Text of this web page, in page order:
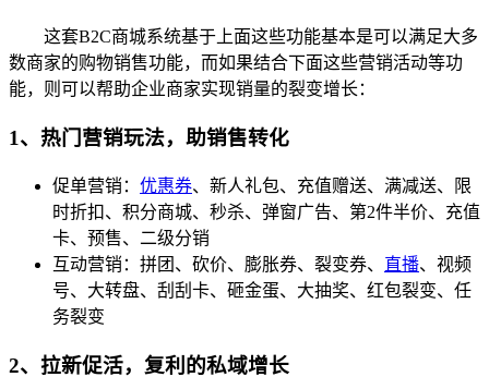
这套B2C商城系统基于上面这些功能基本是可以满足大多
数商家的购物销售功能，而如果结合下面这些营销活动等功
能，则可以帮助企业商家实现销量的裂变增长：
1、热门营销玩法，助销售转化
促单营销： 优惠券、新人礼包、充值赠送、满减送、限
时折扣、积分商城、秒杀、弹窗广告、第2件半价、充值
卡、预售、二级分销
互动营销：拼团、砍价、膨胀券、裂变券、 直播、视频
号、大转盘、刮刮卡、砸金蛋、大抽奖、红包裂变、任
务裂变
2、拉新促活，复利的私域增长